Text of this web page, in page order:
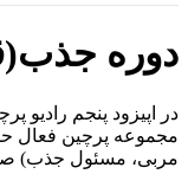
دوره
در اپیزود پنجم رادیو
مجموعه پرچین فعال
مربی، مسئول جذب)